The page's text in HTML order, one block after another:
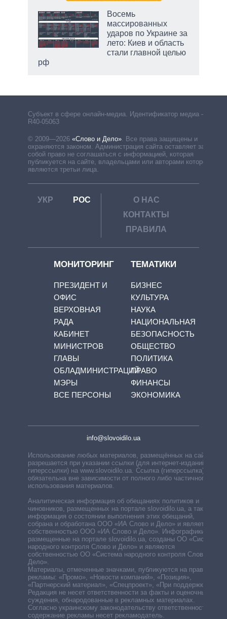
Восемь
массированных
ударов по Украине за
лето: Киев и область
стали главной целью
рф
Субъект в сфере онлайн-медиа. Идентификатор медиа –
R40-05063
© 2009—2026 «Слово и Дело». Все права защищены и
охраняются законом. Администрация сайта оставляет за
собой право не соглашаться с информацией, которая
публикуется на сайте, владельцами или авторами которой
являются третьи лица.
УКР РОС
О НАС
КОНТАКТЫ
ПРАВИЛА
МОНИТОРИНГ
ПРЕЗИДЕНТ И
ОФИС
ВЕРХОВНАЯ
РАДА
КАБИНЕТ
МИНИСТРОВ
ГЛАВЫ
ОБЛАДМИНИСТРАЦИЙ
МЭРЫ
ВСЕ ПЕРСОНЫ
ТЕМАТИКИ
БИЗНЕС
КУЛЬТУРА
НАУКА
НАЦИОНАЛЬНАЯ
БЕЗОПАСНОСТЬ
ОБЩЕСТВО
ПОЛИТИКА
ПРАВО
ФИНАНСЫ
ЭКОНОМИКА
info@slovoidilo.ua
Использование любых материалов, размещённых на сайте,
разрешается при указании ссылки (для интернет-изданий —
гиперссылки) на www.slovoidilo.ua. Ссылка (гиперссылка)
обязательна вне зависимости от полного либо частичного
использования материалов.
Аналитическая информация об обещаниях политиков и
чиновников, размещенных на портале slovoidilo.ua, а также
информация о состоянии выполнения этих обещаний,
собрана и обработана ООО «ИА Слово и Дело» и является
собственностью ООО «ИА Слово и Дело». Инфографики,
размещенные на портале slovoidilo.ua, созданы ОО «Система
народного контроля Слово и Дело» и являются
собственностью ОО «Система народного контроля Слово и
Дело».
Материалы, отмеченные значками, публикуются на правах
рекламы: «Промо», «Новости компаний», «Позиция»,
«Партнерский материал», «Спецпроект», «При поддержке».
Редакция не несет ответственности за факты и оценочные
суждения, обнародованные в рекламных материалах.
Согласно украинскому законодательству ответственность за
содержание рекламы несет рекламодатель.